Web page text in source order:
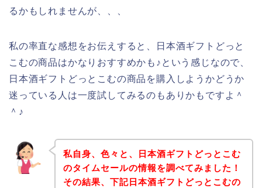
るかもしれませんが、、、
私の率直な感想をお伝えすると、日本酒ギフトどっと
こむの商品はかなりおすすめかも♪という感じなので、
日本酒ギフトどっとこむの商品を購入しようかどうか
迷っている人は一度試してみるのもありかもですよ＾
＾♪
私自身、色々と、日本酒ギフトどっとこむ
のタイムセールの情報を調べてみました！
その結果、下記日本酒ギフトどっとこむの